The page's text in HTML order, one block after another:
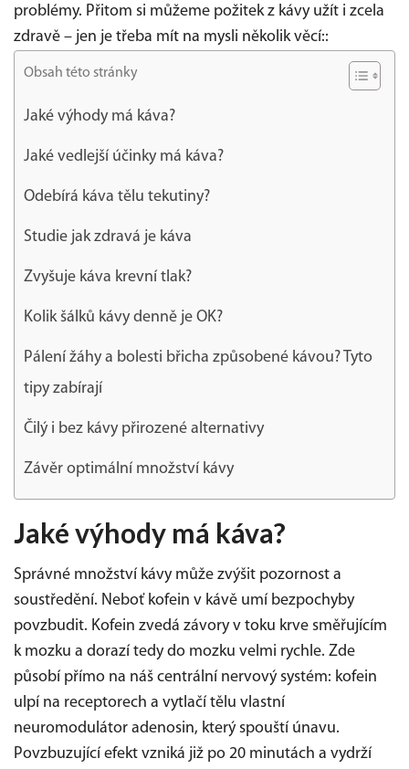
problémy. Přitom si můžeme požitek z kávy užít i zcela
zdravě – jen je třeba mít na mysli několik věcí::
Obsah této stránky
Jaké výhody má káva?
Jaké vedlejší účinky má káva?
Odebírá káva tělu tekutiny?
Studie jak zdravá je káva
Zvyšuje káva krevní tlak?
Kolik šálků kávy denně je OK?
Pálení žáhy a bolesti břicha způsobené kávou? Tyto
tipy zabírají
Čilý i bez kávy přirozené alternativy
Závěr optimální množství kávy
Jaké výhody má káva?
Správné množství kávy může zvýšit pozornost a
soustředění. Neboť kofein v kávě umí bezpochyby
povzbudit. Kofein zvedá závory v toku krve směřujícím
k mozku a dorazí tedy do mozku velmi rychle. Zde
působí přímo na náš centrální nervový systém: kofein
ulpí na receptorech a vytlačí tělu vlastní
neuromodulátor adenosin, který spouští únavu.
Povzbuzující efekt vzniká již po 20 minutách a vydrží